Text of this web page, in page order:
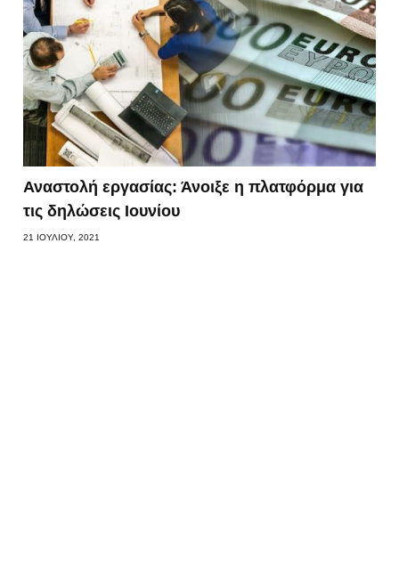
Αναστολή εργασίας: Άνοιξε η πλατφόρμα για
τις δηλώσεις Ιουνίου
21 ΙΟΥΛΊΟΥ, 2021